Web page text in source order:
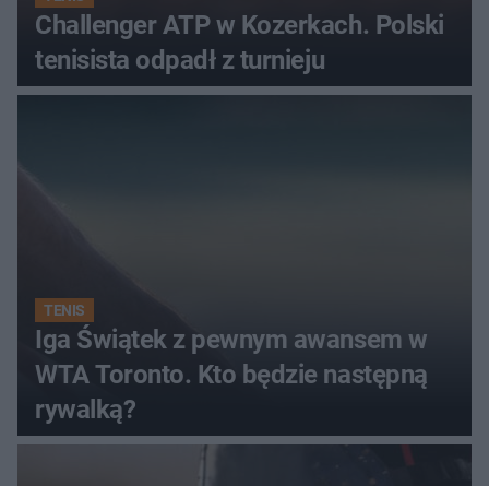
Challenger ATP w Kozerkach. Polski
tenisista odpadł z turnieju
TENIS
Iga Świątek z pewnym awansem w
WTA Toronto. Kto będzie następną
rywalką?